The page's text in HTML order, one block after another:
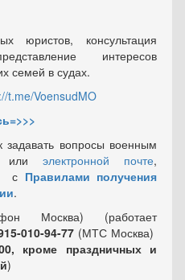
юристов, консультация
интересов
семей в судах.
t.me/VoensudMO
задавать вопросы военным
или электронной почте,
с Правилами получения
.
Москва) (работает
010-94-77 (МТС Москва)
кроме праздничных и
)